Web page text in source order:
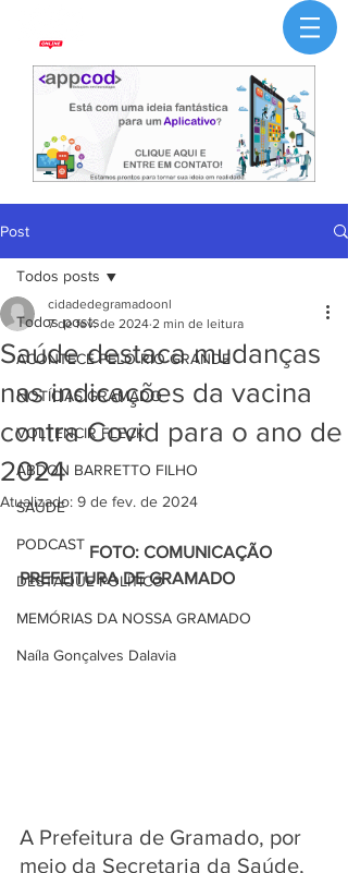
Post
Todos posts
ACONTECE PELO RIO GRANDE
NOTÍCIAS GRAMADO
VOLTENCIR FLECK
ABDON BARRETTO FILHO
SAÚDE
PODCAST
DESTAQUE POLÍTICO
MEMÓRIAS DA NOSSA GRAMADO
Naíla Gonçalves Dalavia
Todos posts
Saúde destaca mudanças
nas indicações da vacina
contra Covid para o ano de
2024
cidadedegramadoonl
7 de fev. de 2024 2 min de leitura
Atualizado: 9 de fev. de 2024
                FOTO: COMUNICAÇÃO
PREFEITURA DE GRAMADO
A Prefeitura de Gramado, por
meio da Secretaria da Saúde,